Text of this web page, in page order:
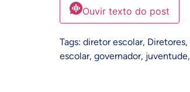
Ouvir texto do post
Tags: diretor escolar, Diretores,
escolar, governador, juventude,